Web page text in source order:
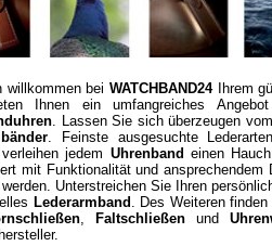
willkommen bei WATCHBAND24Ihrem
Ihnen ein umfangreiches
. Lassen Sie sich überzeugen
. Feinste ausgesuchte
verleihen jedem Uhrenband einen
mit Funktionalität und
Unterstreichen Sie Ihren
Lederarmband . Des Weiteren
, Faltschließen und